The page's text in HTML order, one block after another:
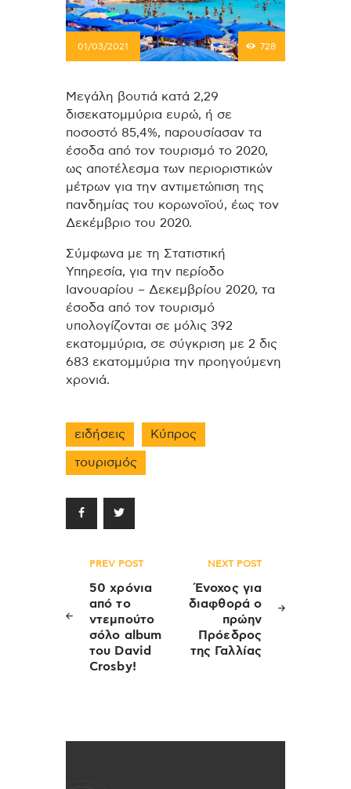
01/03/2021 728
Μεγάλη βουτιά κατά 2,29
δισεκατομμύρια ευρώ, ή σε
ποσοστό 85,4%, παρουσίασαν τα
έσοδα από τον τουρισμό το 2020,
ως αποτέλεσμα των περιοριστικών
μέτρων για την αντιμετώπιση της
πανδημίας του κορωνοϊού, έως τον
Δεκέμβριο του 2020.
Σύμφωνα με τη Στατιστική
Υπηρεσία, για την περίοδο
Ιανουαρίου – Δεκεμβρίου 2020, τα
έσοδα από τον τουρισμό
υπολογίζονται σε μόλις 392
εκατομμύρια, σε σύγκριση με 2 δις
683 εκατομμύρια την προηγούμενη
χρονιά.
ειδήσεις Κύπρος
τουρισμός
Πλοήγηση
άρθρων
PREV POST
50 χρόνια
από το
ντεμπούτο
σόλο album
του David
Crosby!
NEXT POST
Ένοχος για
διαφθορά ο
πρώην
Πρόεδρος
της Γαλλίας